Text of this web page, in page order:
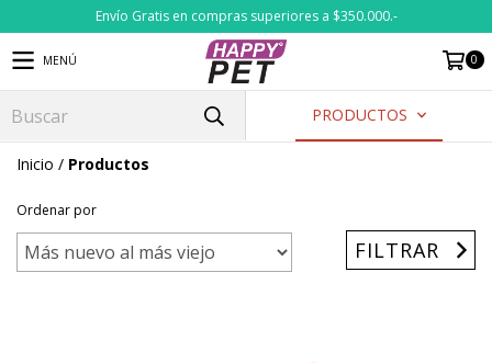
Envío Gratis en compras superiores a $350.000.-
MENÚ 0
PRODUCTOS
Inicio / Productos
Ordenar por
FILTRAR